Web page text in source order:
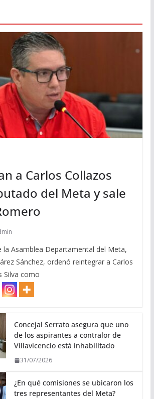
a Carlos Collazos
del Meta y sale
la Asamblea Departamental del Meta,
Sánchez, ordenó reintegrar a Carlos
Silva como
Concejal Serrato asegura que uno
de los aspirantes a contralor de
Villavicencio está inhabilitado
31/07/2026
¿En qué comisiones se ubicaron los
tres representantes del Meta?